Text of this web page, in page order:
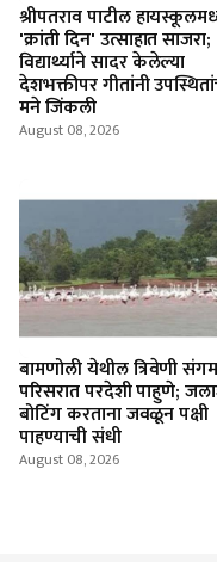
श्रीपतराव पाटील
'क्रांती दिन' उत्साहात साजरा;
विद्यार्थ्याने सादर केलेल्या
देशभक्तीपर गीतांनी
मने जिंकली
August 08, 2026
बामणोली येथील त्रिवेणी संगम
परिसरात परदेशी पाहुणे;
बोटिंग करताना जवळून पक्षी
पाहण्याची संधी
August 08, 2026